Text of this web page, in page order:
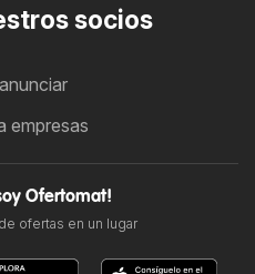
socios
empresas
Ofertomat!
ofertas en un lugar